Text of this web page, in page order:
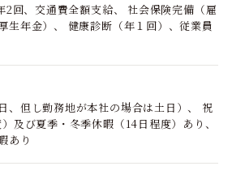
2回、交通費全額支給、 社会保険完備（雇
生年金）、 健康診断（年１回）、従業員
、但し勤務地が本社の場合は土日）、 祝
及び夏季・冬季休暇（14日程度）あり、
あり